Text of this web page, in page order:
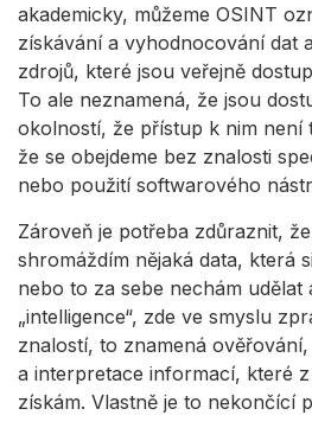
akademicky, můžeme OSINT
získávání a vyhodnocování dat
zdrojů, které jsou veřejně
To ale neznamená, že jsou
okolností, že přístup k nim není
že se obejdeme bez znalosti
nebo použití softwarového
Zároveň je potřeba zdůraznit,
shromáždím nějaká data, která
nebo to za sebe nechám udělat
„intelligence“, zde ve smyslu
znalostí, to znamená
a interpretace informací, které
získám. Vlastně je to nekončící